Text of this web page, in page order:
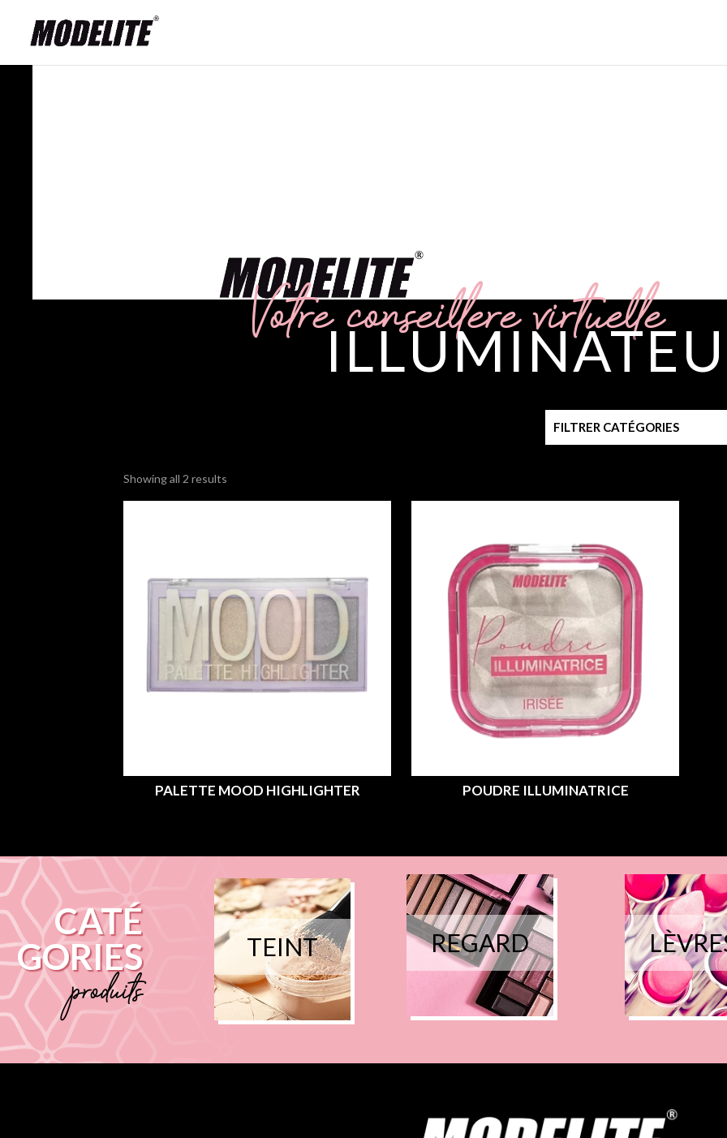
Votre conseillère virtuelle
FILTRER CATÉGORIES
Showing all 2 results
PALETTE MOOD HIGHLIGHTER POUDRE ILLUMINATRICE
CATÉ
GORIES
produits
TEINT REGARD